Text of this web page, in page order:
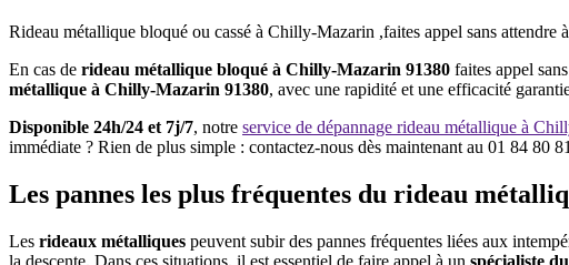
Rideau métallique bloqué ou cassé à Chilly-Mazarin ,faites appel sans
En cas de rideau métallique bloqué à Chilly-Mazarin 91380 faites appel
métallique à Chilly-Mazarin 91380, avec une rapidité et une efficacité
Disponible 24h/24 et 7j/7, notre service de dépannage rideau métallique à
immédiate ? Rien de plus simple : contactez-nous dès maintenant au 01 84 80
Les pannes les plus fréquentes du rideau
Les rideaux métalliques peuvent subir des pannes fréquentes liées aux
la descente. Dans ces situations, il est essentiel de faire appel à un spécialiste